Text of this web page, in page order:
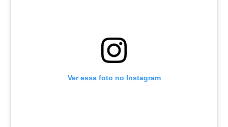
Ver essa foto no Instagram